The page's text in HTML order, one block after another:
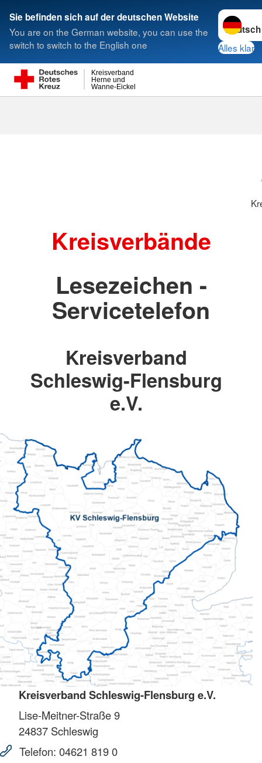
Sie befinden sich auf der deutschen Website
You are on the German website, you can use the
switch to switch to the English one
Sprache
Alles klar
Wanne-Eickel
Herne und
Kreisverband
Suche
Kreisverbände
Lesezeichen -
Servicetelefon
Kreisverband
Schleswig-Flensburg
e.V.
Kreisverband Schleswig-Flensburg e.V.
Lise-Meitner-Straße 9
24837 Schleswig
Telefon: 04621 819 0